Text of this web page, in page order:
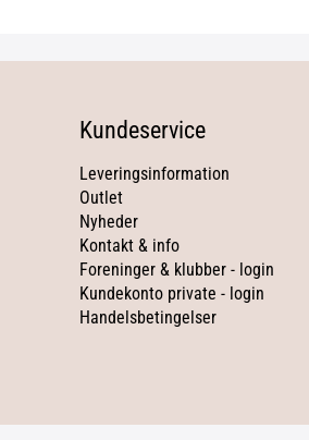
Kundeservice
Leveringsinformation
Outlet
Nyheder
Kontakt & info
Foreninger & klubber - login
Kundekonto private - login
Handelsbetingelser